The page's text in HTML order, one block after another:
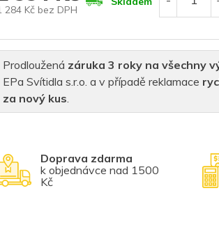
Doprava zdarma
k objednávce nad 1500
Kč
Prodloužená záruka 3 roky na všechny
EPa Svítidla s.r.o. a v případě reklamace
za nový kus.
284 Kč bez DPH